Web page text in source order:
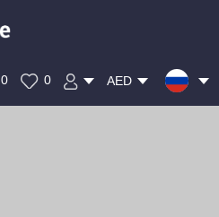
0 0 AED